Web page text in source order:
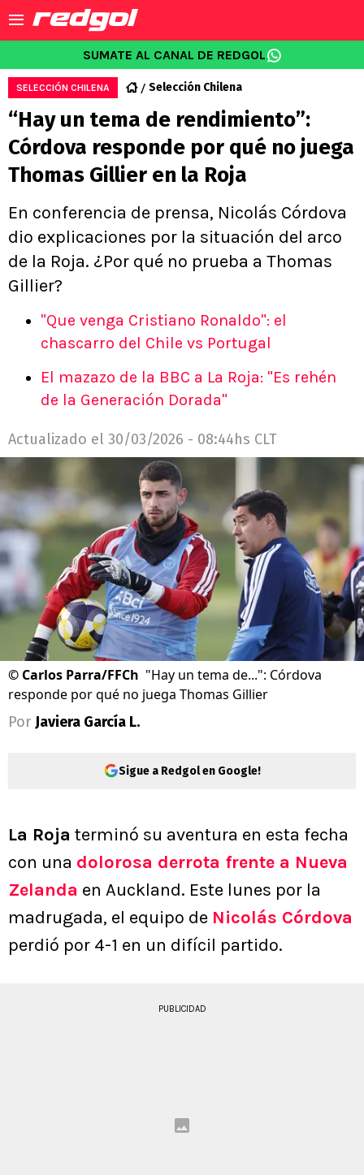
SUMATE AL CANAL DE REDGOL
SELECCIÓN CHILENA Selección Chilena
“Hay un tema de rendimiento”:
Córdova responde por qué no juega
Thomas Gillier en la Roja
En conferencia de prensa, Nicolás Córdova
dio explicaciones por la situación del arco
de la Roja. ¿Por qué no prueba a Thomas
Gillier?
"Que venga Cristiano Ronaldo": el
chascarro del Chile vs Portugal
El mazazo de la BBC a La Roja: "Es rehén
de la Generación Dorada"
Actualizado el 30/03/2026 - 08:44hs CLT
© Carlos Parra/FFCh "Hay un tema de...": Córdova
responde por qué no juega Thomas Gillier
Por Javiera García L.
Sigue a Redgol en Google!
La Roja terminó su aventura en esta fecha
con una dolorosa derrota frente a Nueva
Zelanda en Auckland. Este lunes por la
madrugada, el equipo de Nicolás Córdova
perdió por 4-1 en un difícil partido.
PUBLICIDAD